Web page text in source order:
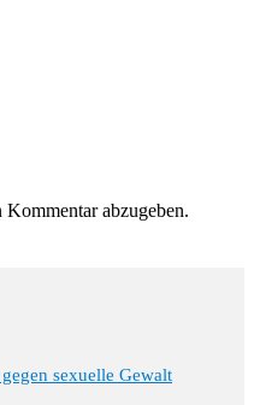
Kommentar abzugeben.
sexuelle Gewalt